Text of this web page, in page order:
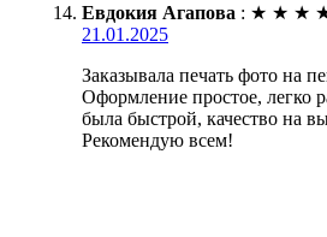
Евдокия Агапова : ★ ★ ★
21.01.2025
Заказывала печать фото на
Оформление простое, легко
была быстрой, качество на
Рекомендую всем!